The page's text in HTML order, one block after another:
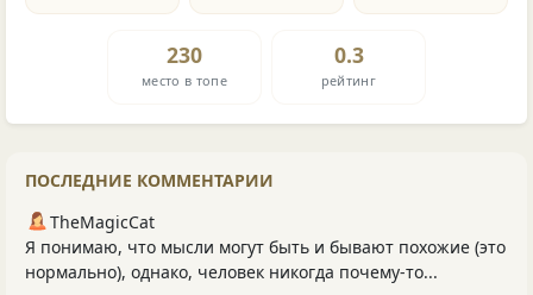
230
место в топе
0.3
рейтинг
ПОСЛЕДНИЕ КОММЕНТАРИИ
TheMagicCat
Я понимаю, что мысли могут быть и бывают похожие (это
нормально), однако, человек никогда почему-то...